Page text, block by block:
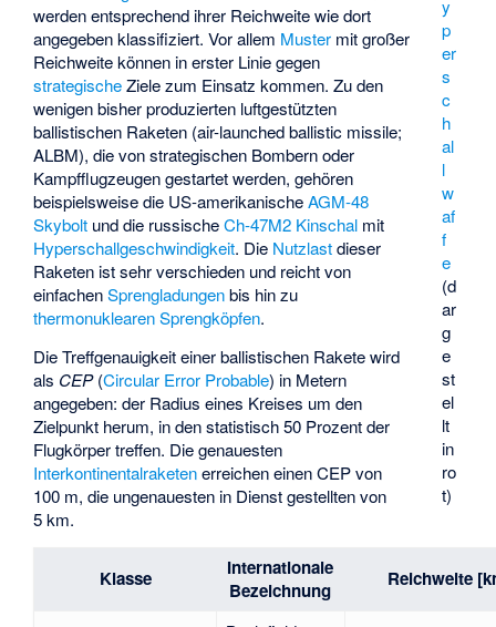
y
p
er
s
c
h
al
l
w
af
f
e
(d
ar
g
e
st
el
lt
in
ro
t)
werden entsprechend ihrer Reichweite wie dort
angegeben klassifiziert. Vor allem Muster mit großer
Reichweite können in erster Linie gegen
strategischeZiele zum Einsatz kommen. Zu den
wenigen bisher produzierten luftgestützten
ballistischen Raketen (air-launched ballistic missile;
ALBM), die von strategischen Bombern oder
Kampfflugzeugen gestartet werden, gehören
beispielsweise die US-amerikanischeAGM-48
Skybolt und die russischeCh-47M2 Kinschal mit
Hyperschallgeschwindigkeit. Die Nutzlastdieser
Raketen ist sehr verschieden und reicht von
einfachenSprengladungenbis hin zu
thermonuklearen Sprengköpfen.
Die Treffgenauigkeit einer ballistischen Rakete wird
als CEP(Circular Error Probable) in Metern
angegeben: der Radius eines Kreises um den
Zielpunkt herum, in den statistisch 50 Prozent der
Flugkörper treffen. Die genauesten
Interkontinentalraketenerreichen einen CEP von
100 m, die ungenauesten in Dienst gestellten von
5 km.
Klasse
Internationale
Bezeichnung
Reichweite